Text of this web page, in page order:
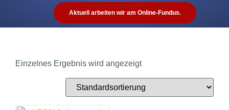
Aktuell arbeiten wir am Online-Fundus.
Einzelnes Ergebnis wird angezeigt